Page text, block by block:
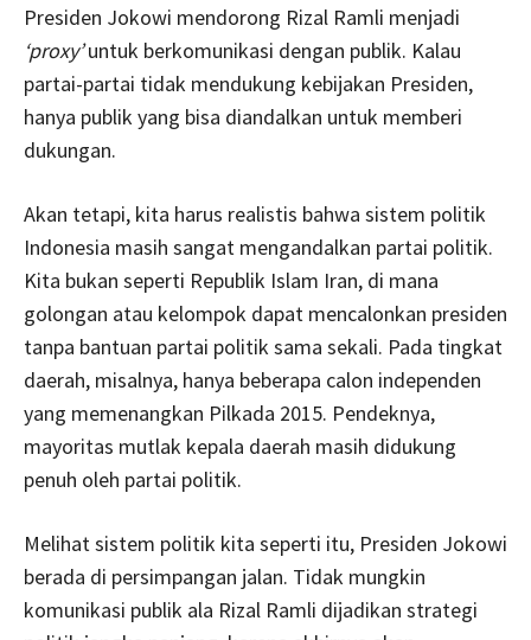
Presiden Jokowi mendorong Rizal Ramli menjadi
‘proxy’untuk berkomunikasi dengan publik. Kalau
partai-partai tidak mendukung kebijakan Presiden,
hanya publik yang bisa diandalkan untuk memberi
dukungan.
Akan tetapi, kita harus realistis bahwa sistem politik
Indonesia masih sangat mengandalkan partai politik.
Kita bukan seperti Republik Islam Iran, di mana
golongan atau kelompok dapat mencalonkan presiden
tanpa bantuan partai politik sama sekali. Pada tingkat
daerah, misalnya, hanya beberapa calon independen
yang memenangkan Pilkada 2015. Pendeknya,
mayoritas mutlak kepala daerah masih didukung
penuh oleh partai politik.
Melihat sistem politik kita seperti itu, Presiden Jokowi
berada di persimpangan jalan. Tidak mungkin
komunikasi publik ala Rizal Ramli dijadikan strategi